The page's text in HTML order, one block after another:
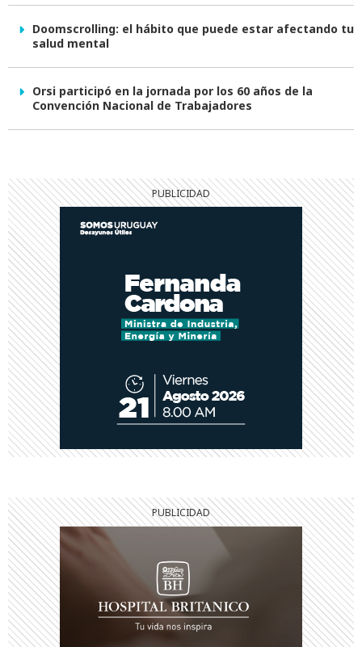
Doomscrolling: el hábito que puede estar afectando tu
salud mental
Orsi participó en la jornada por los 60 años de la
Convención Nacional de Trabajadores